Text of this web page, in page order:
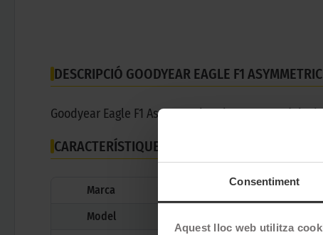
Consentiment
Aquest lloc web utilitza
DESCRIPCIÓ GOODYEAR EAGLE F1
Goodyear Eagle F1 Asymmetric 6 és un pneumàtic
CARACTERÍSTIQUES TÈCNIQUES
Marca
Model